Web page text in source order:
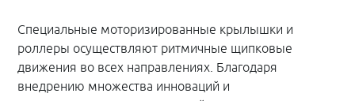
Специальные моторизированные крылышки и
роллеры осуществляют ритмичные щипковые
движения во всех направлениях. Благодаря
внедрению множества инноваций и